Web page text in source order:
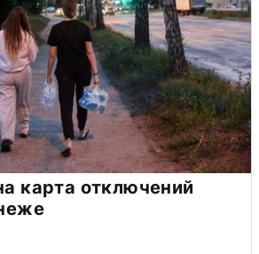
карта отключений